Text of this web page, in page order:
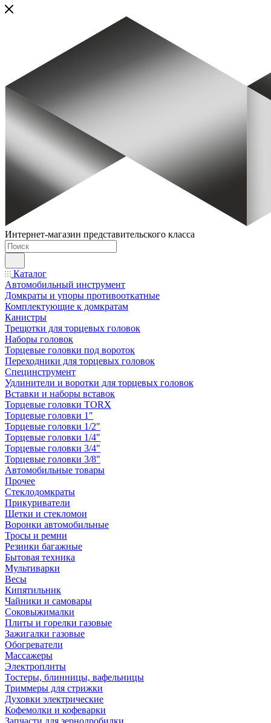
Интернет-магазин представительского класса
Каталог
Автомобильный инструмент
Домкраты и упоры противооткатные
Комплектующие к домкратам
Канистры
Трещотки для торцевых головок
Наборы головок
Торцевые головки под вороток
Переходники для торцевых головок
Специнструмент
Удлинители и воротки для торцевых головок
Вставки и наборы вставок
Торцевые головки TORX
Торцевые головки 1"
Торцевые головки 1/2"
Торцевые головки 1/4"
Торцевые головки 3/4"
Торцевые головки 3/8"
Автомобильные товары
Прочее
Стеклодомкраты
Прикуриватели
Щетки и стекломои
Воронки автомобильные
Тросы и ремни
Резинки багажные
Бытовая техника
Мультиварки
Весы
Кипятильник
Чайники и самовары
Соковыжималки
Плиты и горелки газовые
Зажигалки газовые
Обогреватели
Массажеры
Электроплиты
Тостеры, блинницы, вафельницы
Триммеры для стрижки
Духовки электрические
Кофемолки и кофеварки
Запчасти для зернодробилки